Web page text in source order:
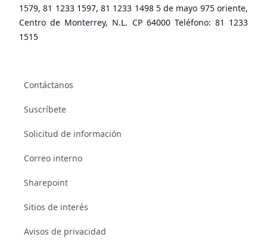
1579, 81 1233 1597, 81 1233 1498 5 de mayo 975 oriente,
Centro de Monterrey, N.L. CP 64000 Teléfono: 81 1233
1515
Contáctanos
Suscríbete
Solicitud de información
Correo interno
Sharepoint
Sitios de interés
Avisos de privacidad